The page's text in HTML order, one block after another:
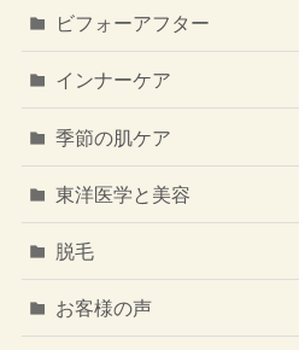
ビフォーアフター
インナーケア
季節の肌ケア
東洋医学と美容
脱毛
お客様の声